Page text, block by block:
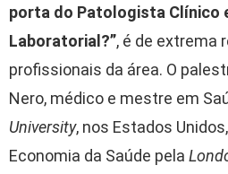
porta do Patologista Clínico
Laboratorial?”, é de extrema
profissionais da área. O
Nero, médico e mestre em
University, nos Estados
Economia da Saúde pela